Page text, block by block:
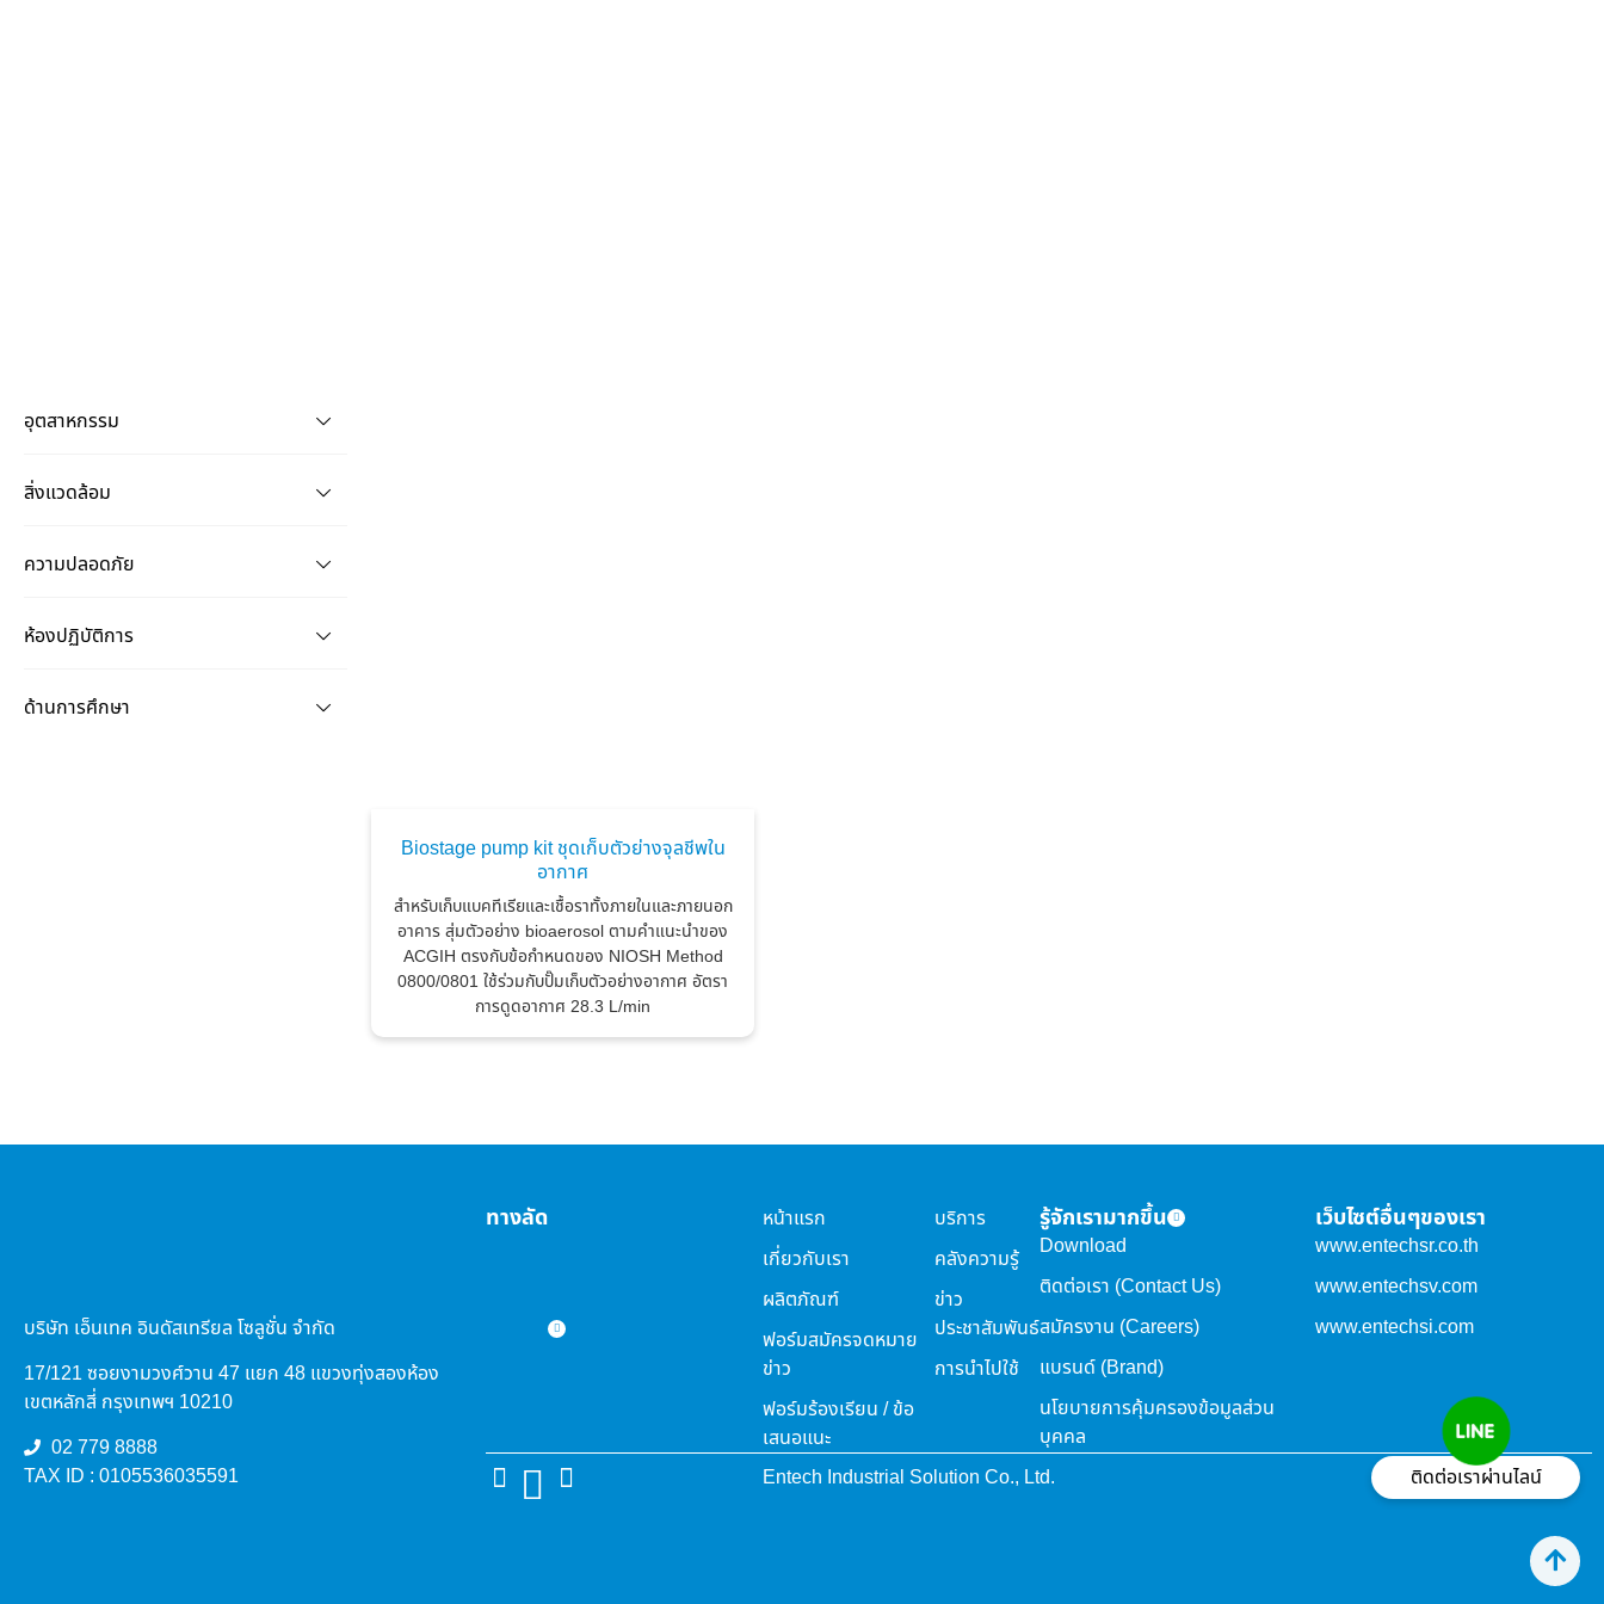
อุตสาหกรรม
สิ่งแวดล้อม
ความปลอดภัย
ห้องปฏิบัติการ
ด้านการศึกษา
Biostage pump kit ชุดเก็บตัวย่างจุลชีพใน
อากาศ
สำหรับเก็บแบคทีเรียและเชื้อราทั้งภายในและภายนอก
อาคาร สุ่มตัวอย่าง bioaerosol ตามคำแนะนำของ
ACGIH ตรงกับข้อกำหนดของ NIOSH Method
0800/0801 ใช้ร่วมกับปั๊มเก็บตัวอย่างอากาศ อัตรา
การดูดอากาศ 28.3 L/min
บริษัท เอ็นเทค อินดัสเทรียล โซลูชั่น จำกัด
17/121 ซอยงามวงศ์วาน 47 แยก 48 แขวงทุ่งสองห้อง
เขตหลักสี่ กรุงเทพฯ 10210
02 779 8888
TAX ID : 0105536035591
ทางลัด
หน้าแรก
เกี่ยวกับเรา
ผลิตภัณฑ์
ฟอร์มสมัครจดหมาย
ข่าว
ฟอร์มร้องเรียน / ข้อ
เสนอแนะ
บริการ
คลังความรู้
ข่าว
ประชาสัมพันธ์
การนำไปใช้
รู้จักเรามากขึ้น
Download
ติดต่อเรา (Contact Us)
สมัครงาน (Careers)
แบรนด์ (Brand)
นโยบายการคุ้มครองข้อมูลส่วน
บุคคล
เว็บไซต์อื่นๆของเรา
www.entechsr.co.th
www.entechsv.com
www.entechsi.com
ติดต่อเราผ่านไลน์
Entech Industrial Solution Co., Ltd.